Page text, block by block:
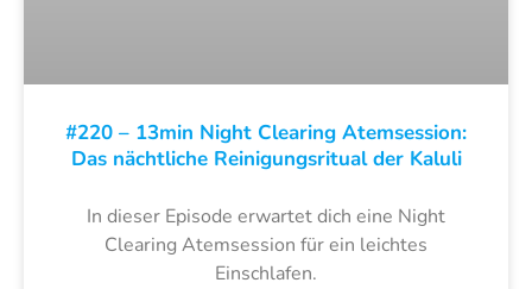
#220 – 13min Night Clearing Atemsession:
Das nächtliche Reinigungsritual der Kaluli
In dieser Episode erwartet dich eine Night
Clearing Atemsession für ein leichtes
Einschlafen.